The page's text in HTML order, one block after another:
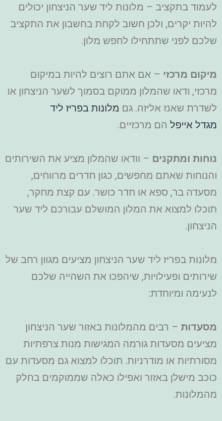
לעמוד בתקציב – מלונות ליד שער הניצחון יכולים
להיות יקרים, ולכן חשוב לקחת בחשבון את התקציב
שלכם לפני שתתחילו לחפש מלון.
מיקום מרכזי – אם אתם רוצים להיות במיקום
מרכזי, ודאו שהמלון ממוקם בסמוך לשער הניצחון או
לשדרת שאנז אליזה. גם מלונות בפריז ליד
מגדל אייפל הם מרכזיים.
נוחות ומתקנים – וודאו שהמלון מציע את השירותים
והנוחות שאתם מחפשים, כגון חדרים מרווחים,
מסעדה בר, ספא או חדר כושר. עם קצת מחקר,
תוכלו למצוא את המלון המושלם עבורכם ליד שער
הניצחון.
מלונות בפריז ליד שער הניצחון מציעים מגוון רחב של
שירותים ופעילויות, שיהפכו את השהייה שלכם
לנעימה ומיוחדת:
מסעדות – רבים מהמלונות באזור שער הניצחון
מציעים מסעדות גורמה המגישות מנות צרפתיות
מסורתיות או מודרניות. תוכלו למצוא גם מסעדות עם
כוכב מישלן באזור ואפילו כאלה שממוקמים בחלק
מהמלונות.